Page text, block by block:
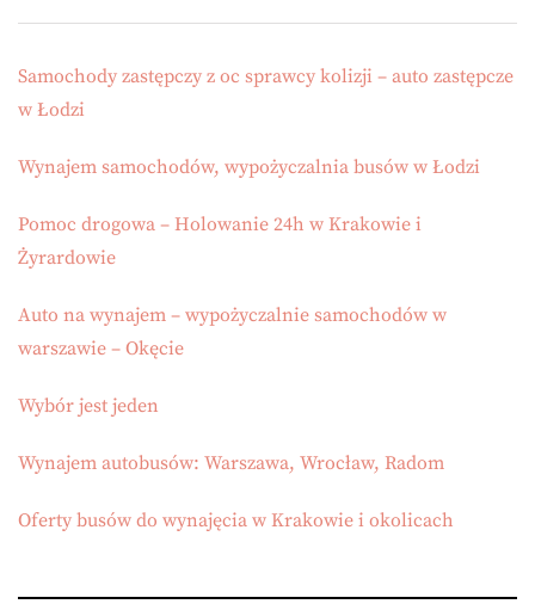
Samochody zastępczy z oc sprawcy kolizji – auto zastępcze
w Łodzi
Wynajem samochodów, wypożyczalnia busów w Łodzi
Pomoc drogowa – Holowanie 24h w Krakowie i
Żyrardowie
Auto na wynajem – wypożyczalnie samochodów w
warszawie – Okęcie
Wybór jest jeden
Wynajem autobusów: Warszawa, Wrocław, Radom
Oferty busów do wynajęcia w Krakowie i okolicach